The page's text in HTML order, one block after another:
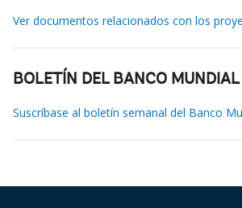
Ver documentos relacionados con los
BOLETÍN DEL BANCO MUNDIAL
Suscríbase al boletín semanal del Banco